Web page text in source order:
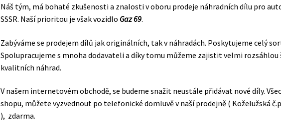
Náš tým, má bohaté zkušenosti a znalosti v oboru prodeje náhradních dílu pro
SSSR. Naší prioritou je však vozidlo Gaz 69.
Zabýváme se prodejem dílů jak originálních, tak v náhradách. Poskytujeme celý
Spolupracujeme s mnoha dodavateli a díky tomu můžeme zajistit velmi
kvalitních náhrad.
V našem internetovém obchodě, se budeme snažit neustále přidávat nové díly.
shopu, můžete vyzvednout po telefonické domluvě v naší prodejně ( Koželužská
), zdarma.